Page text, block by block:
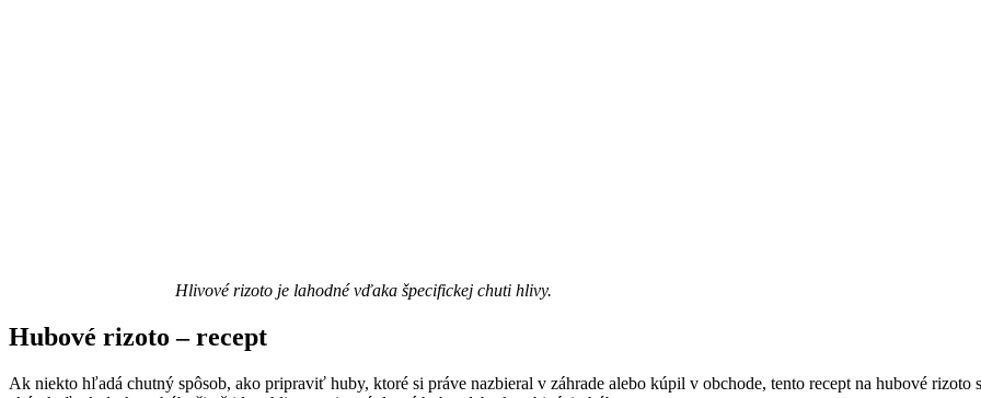
Hlivové rizoto je lahodné vďaka špecifickej chuti hlivy.
Hubové rizoto – recept
Ak niekto hľadá chutný spôsob, ako pripraviť huby, ktoré si práve nazbieral v záhrade alebo kúpil v obchode, tento recept na hubové